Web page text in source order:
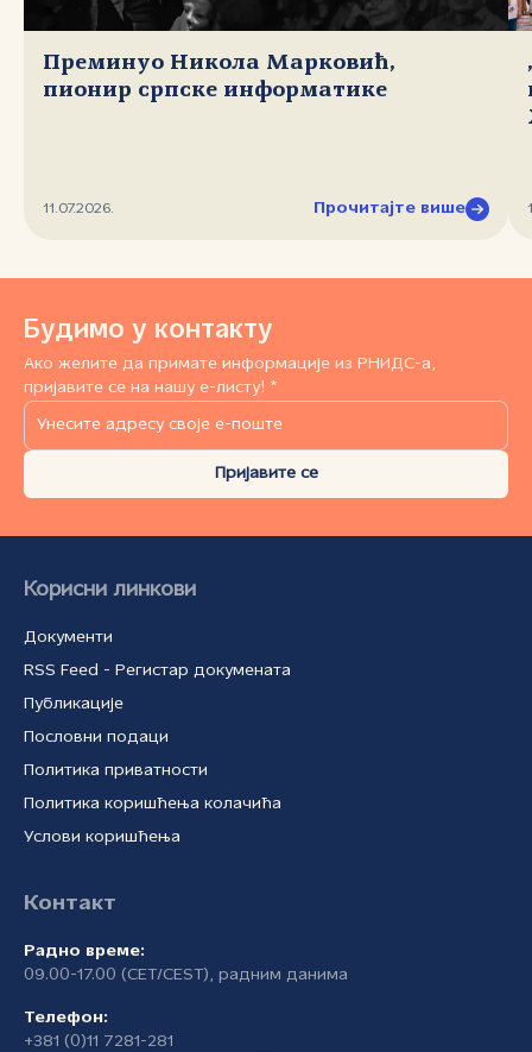
Преминуо Никола Марковић,
пионир српске информатике
11.07.2026. Прочитајте више
Будимо у контакту
Ако желите да примате информације из РНИДС-а,
пријавите се на нашу е-листу! *
Пријавите се
Корисни линкови
Документи
RSS Feed - Регистар докумената
Публикације
Пословни подаци
Политика приватности
Политика коришћења колачића
Услови коришћења
Контакт
Радно време:
09.00-17.00 (CET/CEST), радним данима
Телефон:
+381 (0)11 7281-281